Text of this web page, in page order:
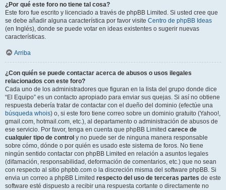
¿Por qué este foro no tiene tal cosa?
Este foro fue escrito y licenciado a través de phpBB Limited. Si usted cree que
se debe añadir alguna característica por favor visite Centro de phpBB Ideas
(en Inglés), donde se puede votar en ideas existentes o sugerir nuevas
características.
Arriba
¿Con quién se puede contactar acerca de abusos o usos ilegales
relacionados con este foro?
Cada uno de los administradores que figuran en la lista del grupo donde dice
“El Equipo” es un contacto apropiado para enviar sus quejas. Si así no obtiene
respuesta debería tratar de contactar con el dueño del dominio (efectúe una
búsqueda whois) o, si este foro tiene correo sobre un dominio gratuito (Yahoo!,
gmail.com, hotmail.com, etc.), al departamento o administración de abusos de
ese servicio. Por favor, tenga en cuenta que phpBB Limited carece de
cualquier tipo de control y no puede ser de ninguna manera responsable
sobre cómo, dónde o por quién es usado este sistema de foros. No tiene
ningún sentido contactar con phpBB Limited en relación a asuntos legales
(difamación, responsabilidad, deformación de comentarios, etc.) que no sean
con respecto al sitio phpbb.com o la discreción misma del software phpBB. Si
envia un correo a phpBB Limited respecto del uso de terceras partes de este
software esté dispuesto a recibir una respuesta cortante o directamente no